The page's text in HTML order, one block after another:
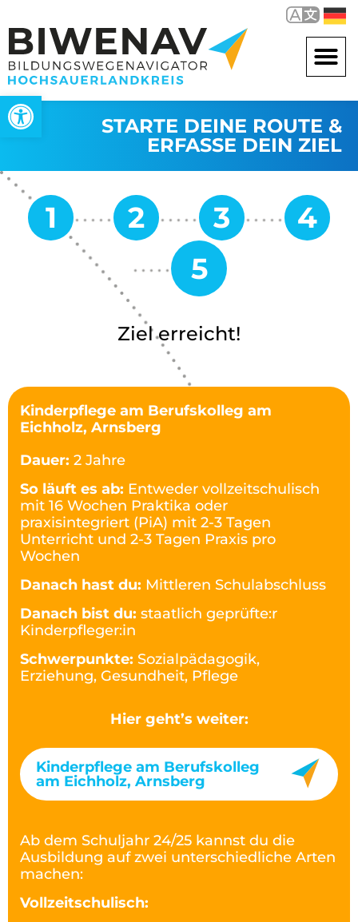
Werkzeugleiste öffnen
STARTE DEINE ROUTE &
ERFASSE DEIN ZIEL
Ziel erreicht!
Kinderpflege am Berufskolleg am
Eichholz, Arnsberg
Dauer: 2 Jahre
So läuft es ab: Entweder vollzeitschulisch
mit 16 Wochen Praktika oder
praxisintegriert (PiA) mit 2-3 Tagen
Unterricht und 2-3 Tagen Praxis pro
Wochen
Danach hast du: Mittleren Schulabschluss
Danach bist du: staatlich geprüfte:r
Kinderpfleger:in
Schwerpunkte: Sozialpädagogik,
Erziehung, Gesundheit, Pflege
Hier geht’s weiter:
Kinderpflege am Berufskolleg
am Eichholz, Arnsberg
Ab dem Schuljahr 24/25 kannst du die
Ausbildung auf zwei unterschiedliche Arten
machen:
Vollzeitschulisch: